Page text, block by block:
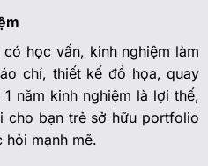
học vấn, kinh nghiệm làm
chí, thiết kế đồ họa, quay
năm kinh nghiệm là lợi thế,
cho bạn trẻ sở hữu portfolio
hỏi mạnh mẽ.